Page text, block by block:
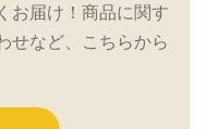
お届け！商品に関す
せなど、こちらから